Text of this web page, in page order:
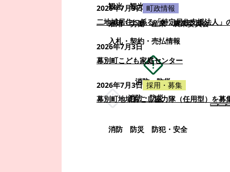
観光
観光・イベント
雇用・労働
産業
農業委員会
入札・契約・売払情報
消防・防災
消防・防災
消防 防災 防犯・安全
2026年7月3日 町政情報
二地域居住に係る「特定居住支援法人」
2026年7月3日
幕別町こども家庭センター
2026年7月3日 採用・募集
幕別町地域おこし協力隊（任用型）を募